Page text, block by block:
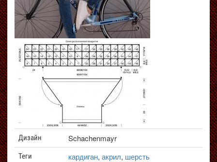
Дизайн Schachenmayr
Теги кардиган, акрил, шерсть